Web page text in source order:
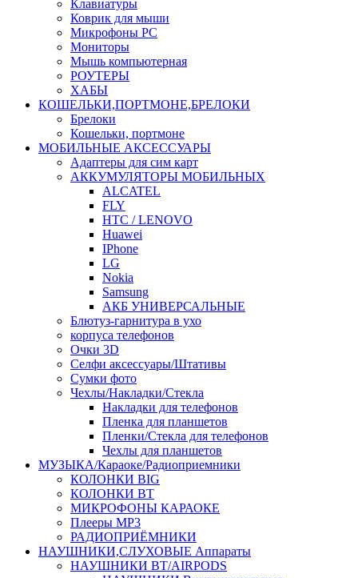
Клавиатуры
Коврик для мыши
Микрофоны PC
Мониторы
Мышь компьютерная
РОУТЕРЫ
ХАБЫ
КОШЕЛЬКИ,ПОРТМОНЕ,БРЕЛОКИ
Брелоки
Кошельки, портмоне
МОБИЛЬНЫЕ АКСЕССУАРЫ
Адаптеры для сим карт
АККУМУЛЯТОРЫ МОБИЛЬНЫХ
ALCATEL
FLY
HTC / LENOVO
Huawei
IPhone
LG
Nokia
Samsung
АКБ УНИВЕРСАЛЬНЫЕ
Блютуз-гарнитура в ухо
корпуса телефонов
Очки 3D
Селфи аксессуары/Штативы
Сумки фото
Чехлы/Накладки/Стекла
Накладки для телефонов
Пленка для планшетов
Пленки/Стекла для телефонов
Чехлы для планшетов
МУЗЫКА/Караоке/Радиоприемники
КОЛОНКИ BIG
КОЛОНКИ BT
МИКРОФОНЫ КАРАОКЕ
Плееры MP3
РАДИОПРИЁМНИКИ
НАУШНИКИ,СЛУХОВЫЕ Аппараты
НАУШНИКИ BT/AIRPODS